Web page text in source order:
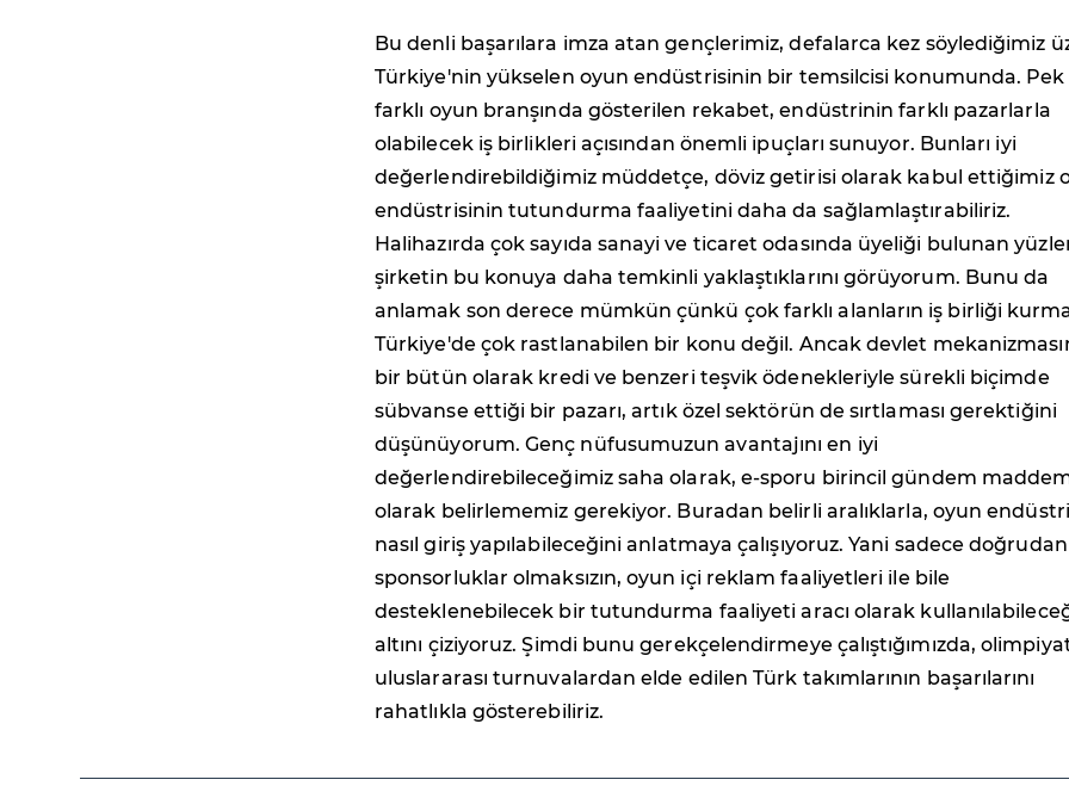
Bu denli başarılara imza atan gençlerimiz, defalarca kez söylediğimiz
Türkiye'nin yükselen oyun endüstrisinin bir temsilcisi konumunda. Pek
farklı oyun branşında gösterilen rekabet, endüstrinin farklı pazarlarla
olabilecek iş birlikleri açısından önemli ipuçları sunuyor. Bunları iyi
değerlendirebildiğimiz müddetçe, döviz getirisi olarak kabul ettiğimiz
endüstrisinin tutundurma faaliyetini daha da sağlamlaştırabiliriz.
Halihazırda çok sayıda sanayi ve ticaret odasında üyeliği bulunan
şirketin bu konuya daha temkinli yaklaştıklarını görüyorum. Bunu da
anlamak son derece mümkün çünkü çok farklı alanların iş birliği
Türkiye'de çok rastlanabilen bir konu değil. Ancak devlet
bir bütün olarak kredi ve benzeri teşvik ödenekleriyle sürekli biçimde
sübvanse ettiği bir pazarı, artık özel sektörün de sırtlaması gerektiğini
düşünüyorum. Genç nüfusumuzun avantajını en iyi
değerlendirebileceğimiz saha olarak, e-sporu birincil gündem
olarak belirlememiz gerekiyor. Buradan belirli aralıklarla, oyun
nasıl giriş yapılabileceğini anlatmaya çalışıyoruz. Yani sadece doğrudan
sponsorluklar olmaksızın, oyun içi reklam faaliyetleri ile bile
desteklenebilecek bir tutundurma faaliyeti aracı olarak
altını çiziyoruz. Şimdi bunu gerekçelendirmeye çalıştığımızda,
uluslararası turnuvalardan elde edilen Türk takımlarının başarılarını
rahatlıkla gösterebiliriz.